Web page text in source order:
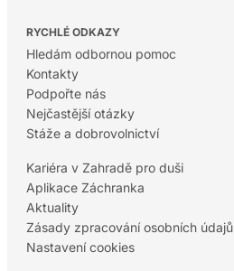
RYCHLÉ ODKAZY
Hledám odbornou pomoc
Kontakty
Podpořte nás
Nejčastější otázky
Stáže a dobrovolnictví
Kariéra v Zahradě pro duši
Aplikace Záchranka
Aktuality
Zásady zpracování osobních údajů
Nastavení cookies